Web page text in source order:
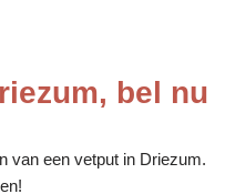
bel nu
van een vetput in Driezum.